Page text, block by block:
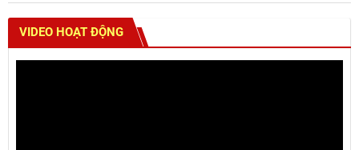
VIDEO HOẠT ĐỘNG